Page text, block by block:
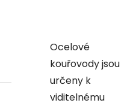
Ocelové
kouřovody jsou
určeny k
viditelnému